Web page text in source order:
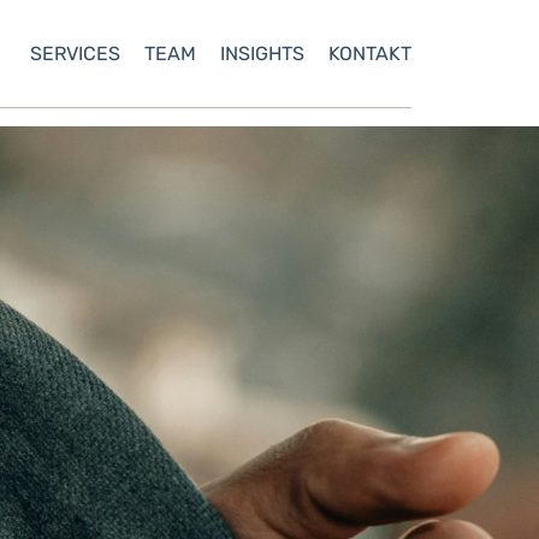
SERVICES TEAM INSIGHTS KONTAKT